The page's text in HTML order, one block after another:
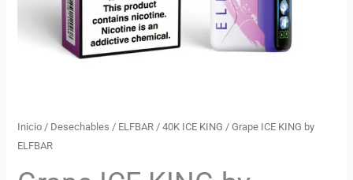
Inicio / Desechables / ELFBAR /40K ICE KING / Grape ICE KING by
ELFBAR